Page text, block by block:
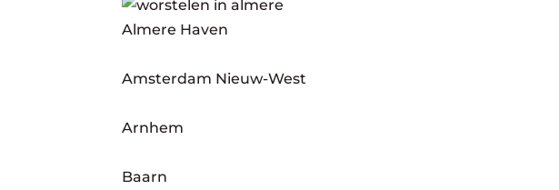
Almere Haven
Amsterdam Nieuw-West
Arnhem
Baarn